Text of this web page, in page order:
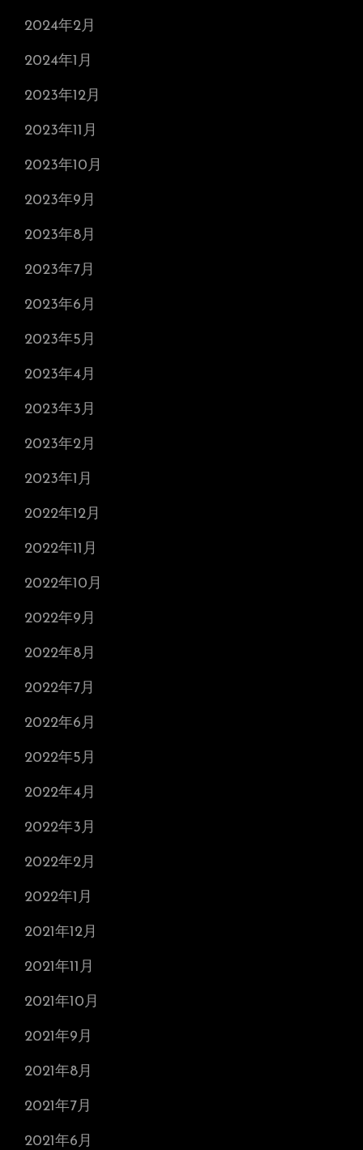
2024年2月
2024年1月
2023年12月
2023年11月
2023年10月
2023年9月
2023年8月
2023年7月
2023年6月
2023年5月
2023年4月
2023年3月
2023年2月
2023年1月
2022年12月
2022年11月
2022年10月
2022年9月
2022年8月
2022年7月
2022年6月
2022年5月
2022年4月
2022年3月
2022年2月
2022年1月
2021年12月
2021年11月
2021年10月
2021年9月
2021年8月
2021年7月
2021年6月